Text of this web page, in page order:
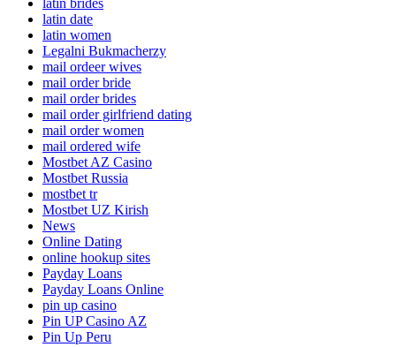
latin date
latin women
Legalni Bukmacherzy
mail ordeer wives
mail order bride
mail order brides
mail order girlfriend dating
mail order women
mail ordered wife
Mostbet AZ Casino
Mostbet Russia
mostbet tr
Mostbet UZ Kirish
News
Online Dating
online hookup sites
Payday Loans
Payday Loans Online
pin up casino
Pin UP Casino AZ
Pin Up Peru